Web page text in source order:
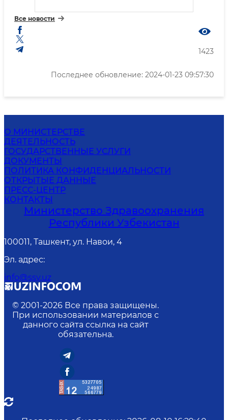
Все новости
1423
Последнее обновление: 2024-01-23 09:57:30
О МИНИСТЕРСТВЕ
ДЕЯТЕЛЬНОСТЬ
ГОСУДАРСТВЕННЫЕ УСЛУГИ
ДОКУМЕНТЫ
ПОЛИТИКА КОНФИДЕНЦИАЛЬНОСТИ
ОТКРЫТЫЕ ДАННЫЕ
ПРЕСС-ЦЕНТР
КОНТАКТЫ
Министерство Здравоохранения
Республики Узбекистан
100011, Ташкент, ул. Навои, 4
Эл. адрес:
info@ssv.uz
© 2001-2026 Все права защищены.
При использовании материалов с
данного сайта ссылка на сайт
обязательна.